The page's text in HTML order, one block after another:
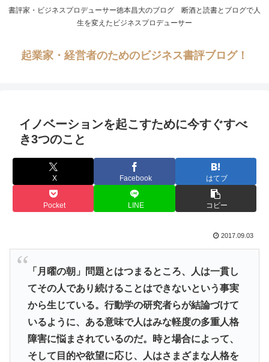
書評家・ビジネスプロデューサー徳本昌大のブログ 断酒と読書とブログで人
生を変えたビジネスプロデューサー
起業家・経営者のためのビジネス書評ブログ！
イノベーションを起こすために今すぐすべ
き3つのこと
X Facebook はてブ
Pocket LINE コピー
2017.09.03
「月曜の朝」問題とはつまるところ、人は一貫し
てその人であり続けることはできないという事実
から生じている。行動学の研究者らが結論づけて
いるように、ある意味で人はみな軽度の多重人格
障害に悩まされているのだ。時と場合によって、
そして目的や欲望に応じ、人はさまざまな人格を